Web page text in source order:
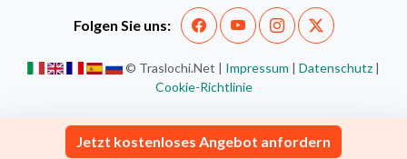
Folgen Sie uns:
© Traslochi.Net | Impressum |Datenschutz |
Cookie-Richtlinie
Jetzt kostenloses Angebot anfordern